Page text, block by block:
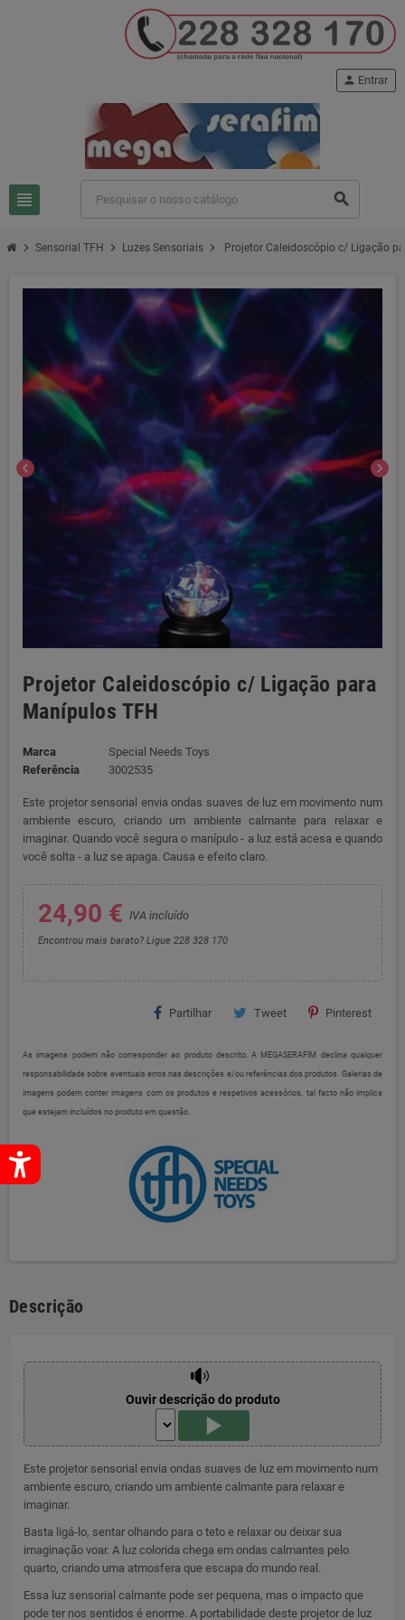
view_headline search
person Entrar
chevron_right Sensorial TFH chevron_right Luzes Sensoriais chevron_right Projetor Caleidoscópio c/ Ligação
chevron_left chevron_right
Projetor Caleidoscópio c/ Ligação para
Manípulos TFH
Marca
Special Needs Toys
Referência
3002535
Este projetor sensorial envia ondas suaves de luz em movimento num
ambiente escuro, criando um ambiente calmante para relaxar e
imaginar. Quando você segura o manípulo - a luz está acesa e quando
você solta - a luz se apaga. Causa e efeito claro.
24,90 € IVA incluído
Encontrou mais barato? Ligue 228 328 170
Partilhar Tweet Pinterest
As imagens podem não corresponder ao produto descrito. A MEGASERAFIM declina qualquer
responsabilidade sobre eventuais erros nas descrições e/ou referências dos produtos. Galerias de
imagens podem conter imagens com os produtos e respetivos acessórios, tal facto não implica
que estejam incluídos no produto em questão.
Descrição
Ouvir descrição do produto
Este projetor sensorial envia ondas suaves de luz em movimento num
ambiente escuro, criando um ambiente calmante para relaxar e
imaginar.
Basta ligá-lo, sentar olhando para o teto e relaxar ou deixar sua
imaginação voar. A luz colorida chega em ondas calmantes pelo
quarto, criando uma atmosfera que escapa do mundo real.
Essa luz sensorial calmante pode ser pequena, mas o impacto que
pode ter nos sentidos é enorme. A portabilidade deste projetor de luz